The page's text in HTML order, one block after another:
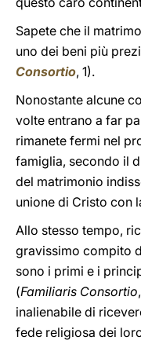
Sapete che il
uno dei beni più
Consortio, 1).
Nonostante alcune
volte entrano a far
rimanete fermi nel
famiglia, secondo il
del matrimonio
unione di Cristo con
Allo stesso tempo,
gravissimo compito
sono i primi e i
(Familiaris Consortio
inalienabile di
fede religiosa dei